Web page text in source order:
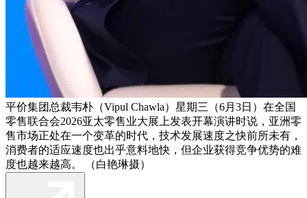
平价集团总裁韦朴（Vipul Chawla）星期三（6月3日）在全国
零售联合会2026亚太零售业大展上发表开幕演讲时说，亚洲零
售市场正处在一个变革的时代，技术发展速度之快前所未有，
消费者的适应速度也出乎意料地快，但企业获得竞争优势的难
度也越来越高。 （白艳琳摄）